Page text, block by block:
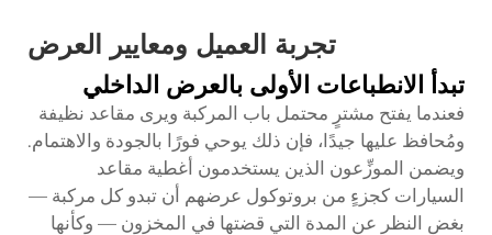
تجربة العميل ومعايير العرض
تبدأ الانطباعات الأولى بالعرض الداخلي
فعندما يفتح مشترٍ محتمل باب المركبة ويرى مقاعد نظيفة
ومُحافظ عليها جيدًا، فإن ذلك يوحي فورًا بالجودة والاهتمام.
ويضمن الموزِّعون الذين يستخدمون أغطية مقاعد
السيارات كجزءٍ من بروتوكول عرضهم أن تبدو كل مركبة —
بغض النظر عن المدة التي قضتها في المخزون — وكأنها